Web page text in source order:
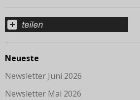
Neueste
Newsletter Juni 2026
Newsletter Mai 2026